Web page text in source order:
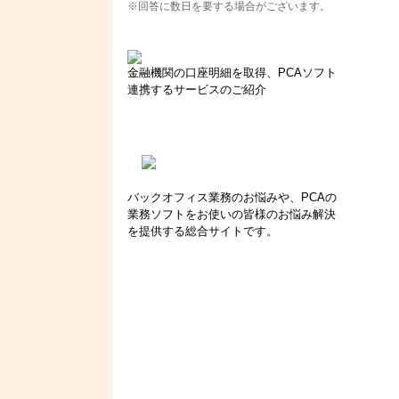
※回答に数日を要する場合がございます。
金融機関の口座明細を取得、PCAソフト
連携するサービスのご紹介
バックオフィス業務のお悩みや、PCAの
業務ソフトをお使いの皆様のお悩み解決
を提供する総合サイトです。